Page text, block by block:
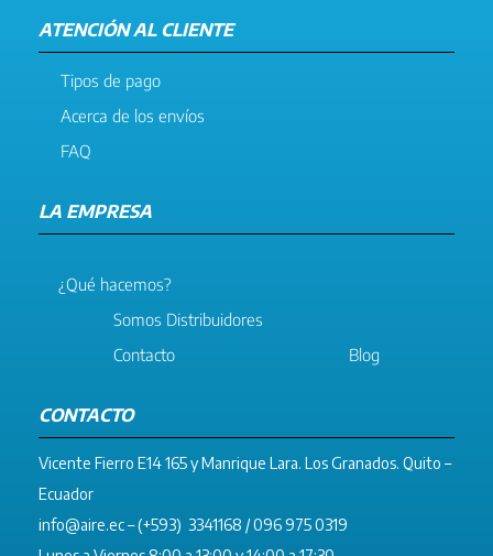
ATENCIÓN AL CLIENTE
Tipos de pago
Acerca de los envíos
FAQ
LA EMPRESA
¿Qué hacemos?
Somos Distribuidores
Contacto
Blog
CONTACTO
Vicente Fierro E14 165 y Manrique Lara. Los Granados. Quito –
Ecuador
info@aire.ec– (+593) 3341168 / 096 975 0319